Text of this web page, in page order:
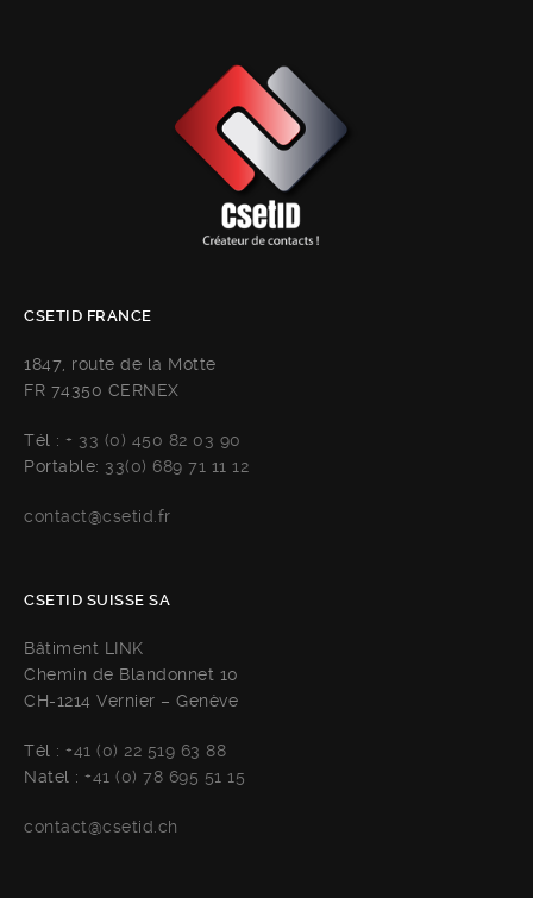
CSETID FRANCE
1847, route de la Motte
FR 74350 CERNEX
Tél : + 33 (0) 450 82 03 90
Portable: 33(0) 689 71 11 12
contact@csetid.fr
CSETID SUISSE SA
Bâtiment LINK
Chemin de Blandonnet 10
CH-1214 Vernier – Genève
Tél : +41 (0) 22 519 63 88
Natel : +41 (0) 78 695 51 15
contact@csetid.ch